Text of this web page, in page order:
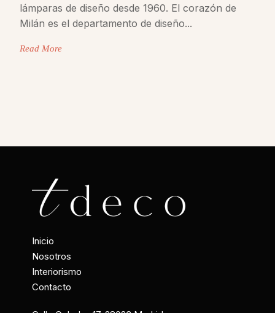
lámparas de diseño desde 1960. El corazón de
Milán es el departamento de diseño...
Read More
Inicio
Nosotros
Interiorismo
Contacto